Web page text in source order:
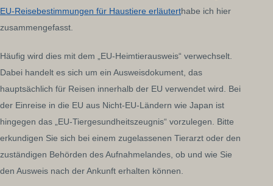
EU-Reisebestimmungen für Haustiere erläuterthabe ich hier
zusammengefasst.
Häufig wird dies mit dem „EU-Heimtierausweis“ verwechselt.
Dabei handelt es sich um ein Ausweisdokument, das
hauptsächlich für Reisen innerhalb der EU verwendet wird. Bei
der Einreise in die EU aus Nicht-EU-Ländern wie Japan ist
hingegen das „EU-Tiergesundheitszeugnis“ vorzulegen. Bitte
erkundigen Sie sich bei einem zugelassenen Tierarzt oder den
zuständigen Behörden des Aufnahmelandes, ob und wie Sie
den Ausweis nach der Ankunft erhalten können.